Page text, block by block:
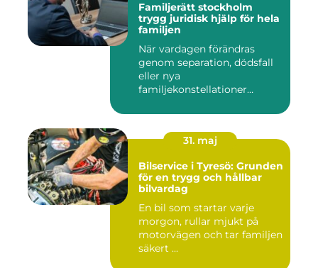
Familjerätt stockholm
trygg juridisk hjälp för hela
familjen
När vardagen förändras
genom separation, dödsfall
eller nya
familjekonstellationer
31. maj
Bilservice i Tyresö: Grunden
för en trygg och hållbar
bilvardag
En bil som startar varje
morgon, rullar mjukt på
motorvägen och tar familjen
säkert ...